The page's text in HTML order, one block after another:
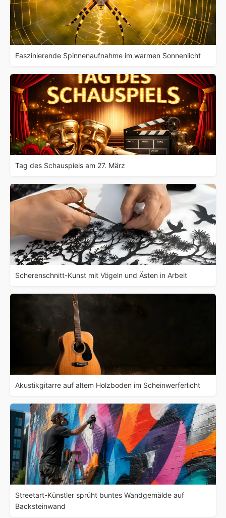
Faszinierende Spinnenaufnahme im warmen Sonnenlicht
Tag des Schauspiels am 27. März
Scherenschnitt-Kunst mit Vögeln und Ästen in Arbeit
Akustikgitarre auf altem Holzboden im Scheinwerferlicht
Streetart-Künstler sprüht buntes Wandgemälde auf
Backsteinwand